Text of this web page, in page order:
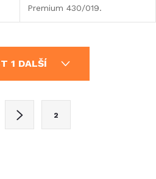
Premium 430/019.
1 DALŠÍ
2